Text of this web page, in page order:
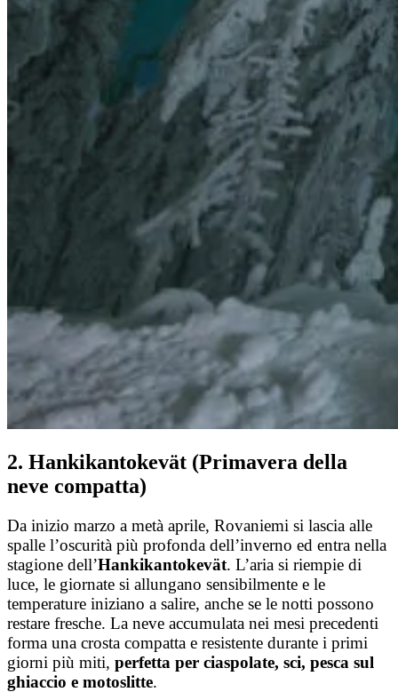
2. Hankikantokevät (Primavera della
neve compatta)
Da inizio marzo a metà aprile, Rovaniemi si lascia alle
spalle l’oscurità più profonda dell’inverno ed entra nella
stagione dell’Hankikantokevät. L’aria si riempie di
luce, le giornate si allungano sensibilmente e le
temperature iniziano a salire, anche se le notti possono
restare fresche. La neve accumulata nei mesi precedenti
forma una crosta compatta e resistente durante i primi
giorni più miti, perfetta per ciaspolate, sci, pesca sul
ghiaccio e motoslitte.